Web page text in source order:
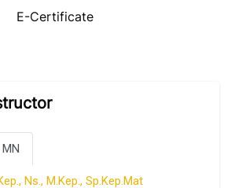
E-Certificate
Ns., M.Kep., Sp.Kep.Mat